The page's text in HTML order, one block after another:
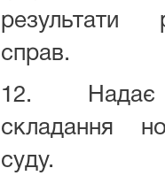
результати
справ.
12. Надає
складання
суду.